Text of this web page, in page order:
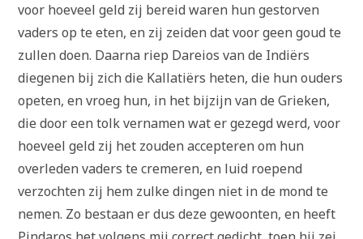
voor hoeveel geld zij bereid waren hun gestorven
vaders op te eten, en zij zeiden dat voor geen goud te
zullen doen. Daarna riep Dareios van de Indiërs
diegenen bij zich die Kallatiërs heten, die hun ouders
opeten, en vroeg hun, in het bijzijn van de Grieken,
die door een tolk vernamen wat er gezegd werd, voor
hoeveel geld zij het zouden accepteren om hun
overleden vaders te cremeren, en luid roepend
verzochten zij hem zulke dingen niet in de mond te
nemen. Zo bestaan er dus deze gewoonten, en heeft